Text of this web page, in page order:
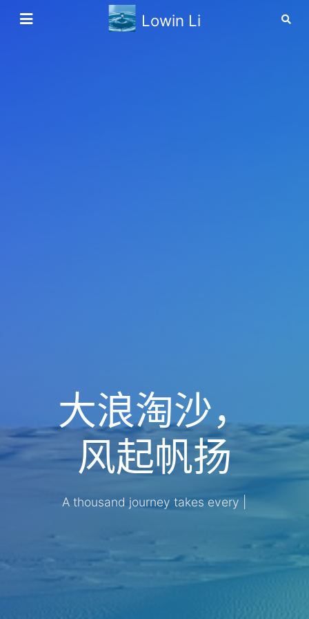
Lowin Li
大浪淘沙，
风起帆扬
A thousand journey takes every step|